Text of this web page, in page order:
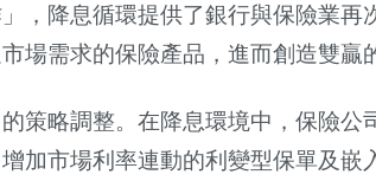
，降息循環提供了銀行與保險業再
場需求的保險產品，進而創造雙贏
策略調整。在降息環境中，保險公
加市場利率連動的利變型保單及嵌